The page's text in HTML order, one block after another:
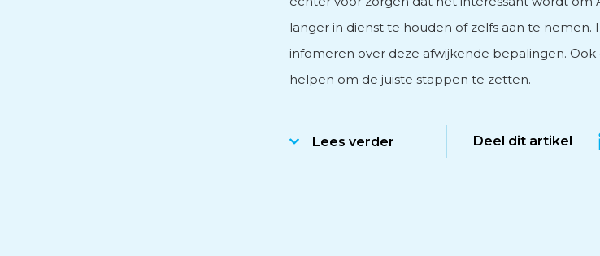
Internationaal ondernemen
langer in dienst te houden of zelfs aan te nemen.
infomeren over deze afwijkende bepalingen. Ook
helpen om de juiste stappen te zetten.
Lees verder Deel dit artikel